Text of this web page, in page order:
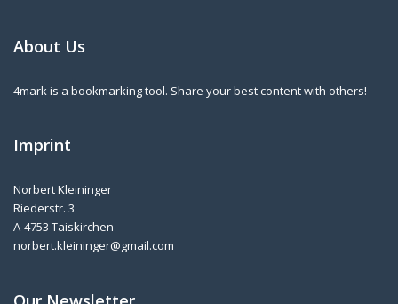
About Us
4mark is a bookmarking tool. Share your best content with others!
Imprint
Norbert Kleininger
Riederstr. 3
A-4753 Taiskirchen
norbert.kleininger@gmail.com